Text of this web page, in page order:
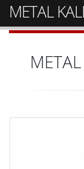
METAL